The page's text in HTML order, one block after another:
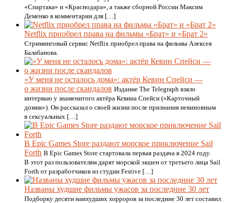
«Спартака» и «Краснодара», а также сборной России Максим
Деменко в комментарии для […]
Netflix приобрел права на фильмы «Брат» и «Брат 2»
Стриминговый сервис Netflix приобрел права на фильмы Алексея
Балабанова.
«У меня не осталось дома»: актёр Кевин Спейси —
о жизни после скандалов Издание The Telegraph взяло
интервью у знаменитого актёра Кевина Спейси («Карточный
домик»). Он рассказал о своей жизни после признания невиновным
в сексуальных […]
В Epic Games Store раздают морское приключение Sail
Forth В Epic Games Store стартовала первая раздача в 2024 году.
В этот раз пользователям дарят морской экшен от третьего лица Sail
Forth от разработчиков из студии Festive […]
Названы худшие фильмы ужасов за последние 30 лет
Подборку десяти наихудших хорроров за последние 30 лет составил